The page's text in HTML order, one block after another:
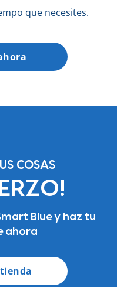
que necesites.
COSAS
Blue y haz tu
ahora